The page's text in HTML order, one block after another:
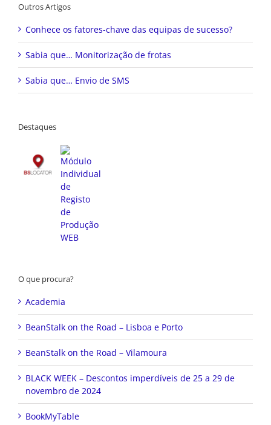
Outros Artigos
Conhece os fatores-chave das equipas de sucesso?
Sabia que… Monitorização de frotas
Sabia que… Envio de SMS
Destaques
O que procura?
Academia
BeanStalk on the Road – Lisboa e Porto
BeanStalk on the Road – Vilamoura
BLACK WEEK – Descontos imperdíveis de 25 a 29 de
novembro de 2024
BookMyTable